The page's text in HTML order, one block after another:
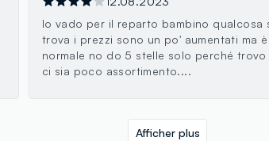
Io vado per il reparto bambino qualcosa
trova i prezzi sono un po' aumentati ma è
normale no do 5 stelle solo perché trovo
ci sia poco assortimento....
Afficher plus